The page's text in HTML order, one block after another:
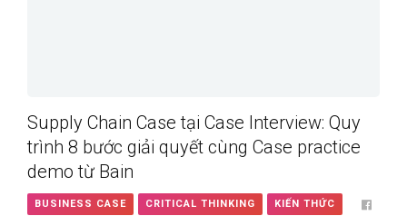
Supply Chain Case tại Case Interview: Quy
trình 8 bước giải quyết cùng Case practice
demo từ Bain
BUSINESS CASE CRITICAL THINKING
KIẾN THỨC